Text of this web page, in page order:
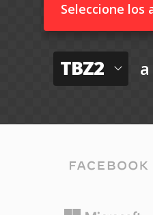
Seleccione los
TBZ2 a